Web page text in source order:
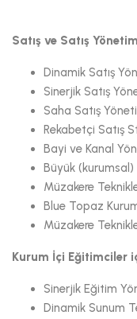
Satış ve Satış
Dinamik Satış
Sinerjik Satış
Saha Satış
Rekabetçi Satış
Bayi ve Kanal
Büyük
Müzakere
Blue Topaz
Müzakere
Kurum İçi Eğitimciler
Sinerjik Eğitim
Dinamik Sunum